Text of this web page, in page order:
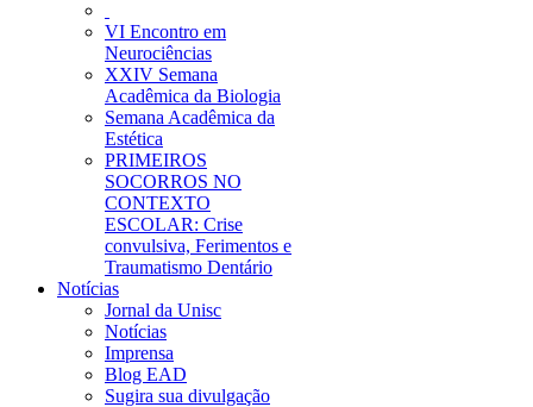
VI Encontro em
Neurociências
XXIV Semana
Acadêmica da Biologia
Semana Acadêmica da
Estética
PRIMEIROS
SOCORROS NO
CONTEXTO
ESCOLAR: Crise
convulsiva, Ferimentos e
Traumatismo Dentário
Notícias
Jornal da Unisc
Notícias
Imprensa
Blog EAD
Sugira sua divulgação